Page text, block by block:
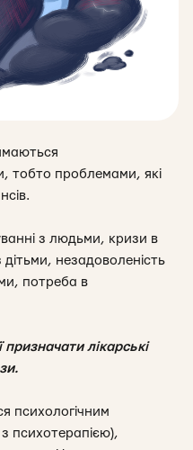
тобто проблемами, які
з людьми, кризи в
дітьми, незадоволеність
потреба в
лікарські
психологічним
психотерапією),